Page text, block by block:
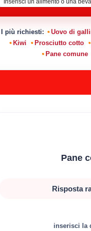
I più richiesti: Uovo di
Kiwi
Prosciutto cotto
Pane comune
Pane
Risposta
inserisci la